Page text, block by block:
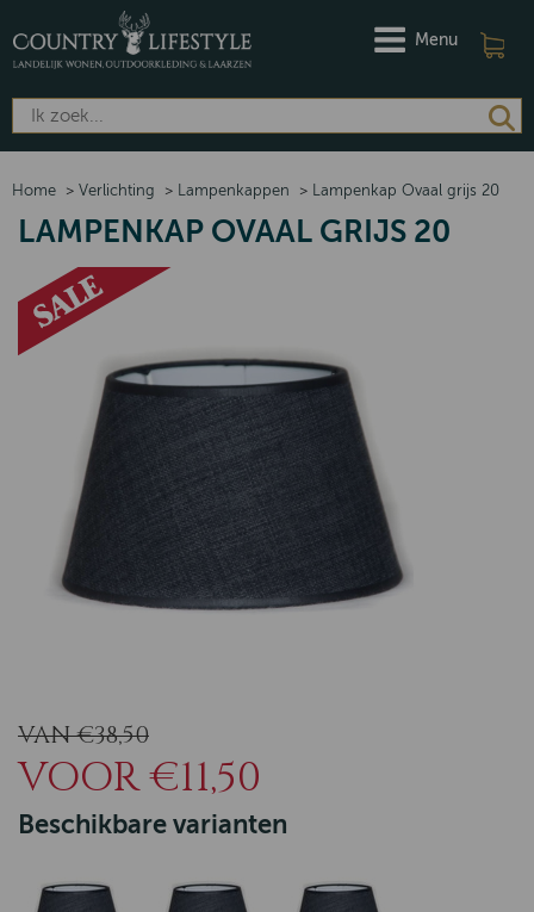
Menu
Home > Verlichting > Lampenkappen > Lampenkap Ovaal grijs 20
LAMPENKAP OVAAL GRIJS 20
VAN €38,50
VOOR €11,50
Beschikbare varianten